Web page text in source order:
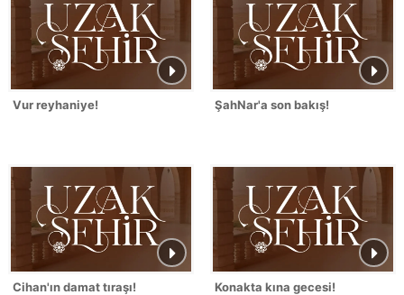
Vur reyhaniye! ŞahNar'a son bakış!
Cihan'ın damat tıraşı! Konakta kına gecesi!